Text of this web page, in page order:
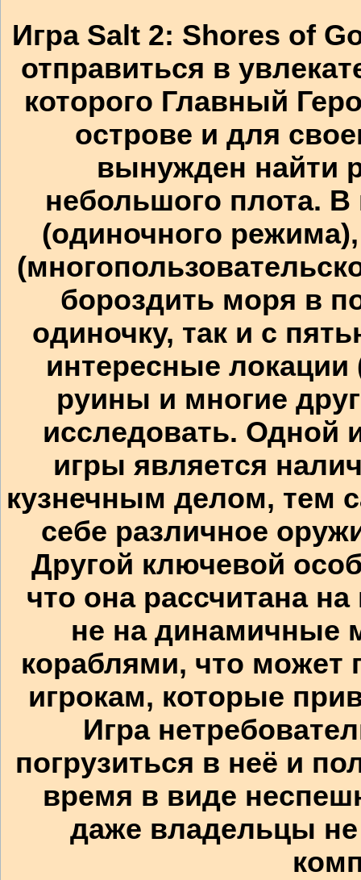
Игра Salt 2: Shores of
отправиться в
которого Главный
острове и для
вынужден найти
небольшого плота.
(одиночного
бороздить моря в
одиночку, так и с
интересные
руины и многие
исследовать. Одной
игры является
кузнечным делом, тем
себе различное
Другой ключевой
что она рассчитана
не на динамичные
кораблями, что может
игрокам, которые
Игра
погрузиться в неё и
время в виде
даже владельцы